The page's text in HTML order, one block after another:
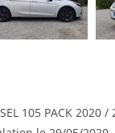
105 PACK 2020 /